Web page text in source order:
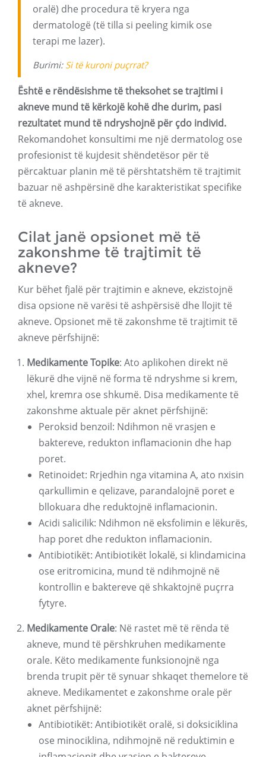
oralë) dhe procedura të kryera nga
dermatologë (të tilla si peeling kimik ose
terapi me lazer).
Burimi: Si të kuroni puçrrat?
Është e rëndësishme të theksohet se trajtimi i
akneve mund të kërkojë kohë dhe durim, pasi
rezultatet mund të ndryshojnë për çdo individ.
Rekomandohet konsultimi me një dermatolog ose
profesionist të kujdesit shëndetësor për të
përcaktuar planin më të përshtatshëm të trajtimit
bazuar në ashpërsinë dhe karakteristikat specifike
të akneve.
Cilat janë opsionet më të
zakonshme të trajtimit të
akneve?
Kur bëhet fjalë për trajtimin e akneve, ekzistojnë
disa opsione në varësi të ashpërsisë dhe llojit të
akneve. Opsionet më të zakonshme të trajtimit të
akneve përfshijnë:
Medikamente Topike: Ato aplikohen direkt në
lëkurë dhe vijnë në forma të ndryshme si krem,
xhel, kremra ose shkumë. Disa medikamente të
zakonshme aktuale për aknet përfshijnë:
Peroksid benzoil: Ndihmon në vrasjen e
baktereve, redukton inflamacionin dhe hap
poret.
Retinoidet: Rrjedhin nga vitamina A, ato nxisin
qarkullimin e qelizave, parandalojnë poret e
bllokuara dhe reduktojnë inflamacionin.
Acidi salicilik: Ndihmon në eksfolimin e lëkurës,
hap poret dhe redukton inflamacionin.
Antibiotikët: Antibiotikët lokalë, si klindamicina
ose eritromicina, mund të ndihmojnë në
kontrollin e baktereve që shkaktojnë puçrra
fytyre.
Medikamente Orale: Në rastet më të rënda të
akneve, mund të përshkruhen medikamente
orale. Këto medikamente funksionojnë nga
brenda trupit për të synuar shkaqet themelore të
akneve. Medikamentet e zakonshme orale për
aknet përfshijnë:
Antibiotikët: Antibiotikët oralë, si doksiciklina
ose minociklina, ndihmojnë në reduktimin e